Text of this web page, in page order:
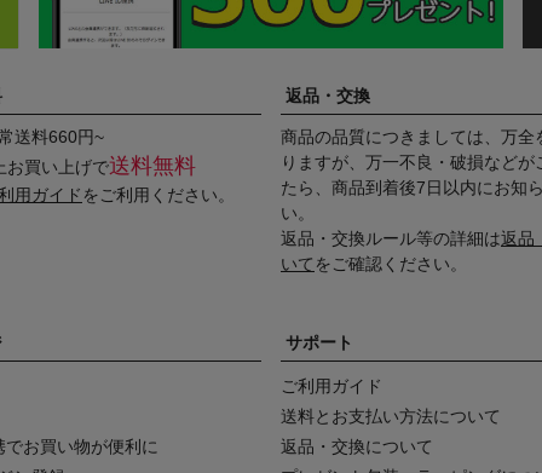
送料660円~
お買い上げで送料無料
用ガイド をご利用ください。
返品・交換
商品の品質につきましては、万全
りますが、万一不良・破損などが
たら、商品到着後7日以内にお知
い。
返品・交換ルール等の詳細は返品
いて をご確認ください。
でお買い物が便利に
サポート
ご利用ガイド
送料とお支払い方法について
返品・交換について